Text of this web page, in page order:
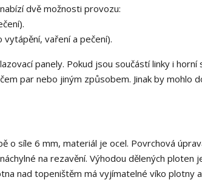
dvě možnosti provozu:
vaření a pečení).
panely. Pokud jsou součástí linky i horní
par nebo jiným způsobem. Jinak by mohlo
o síle 6 mm, materiál je ocel. Povrchová
na rezavění. Výhodou dělených ploten
nad topeništěm má vyjímatelné víko plotny